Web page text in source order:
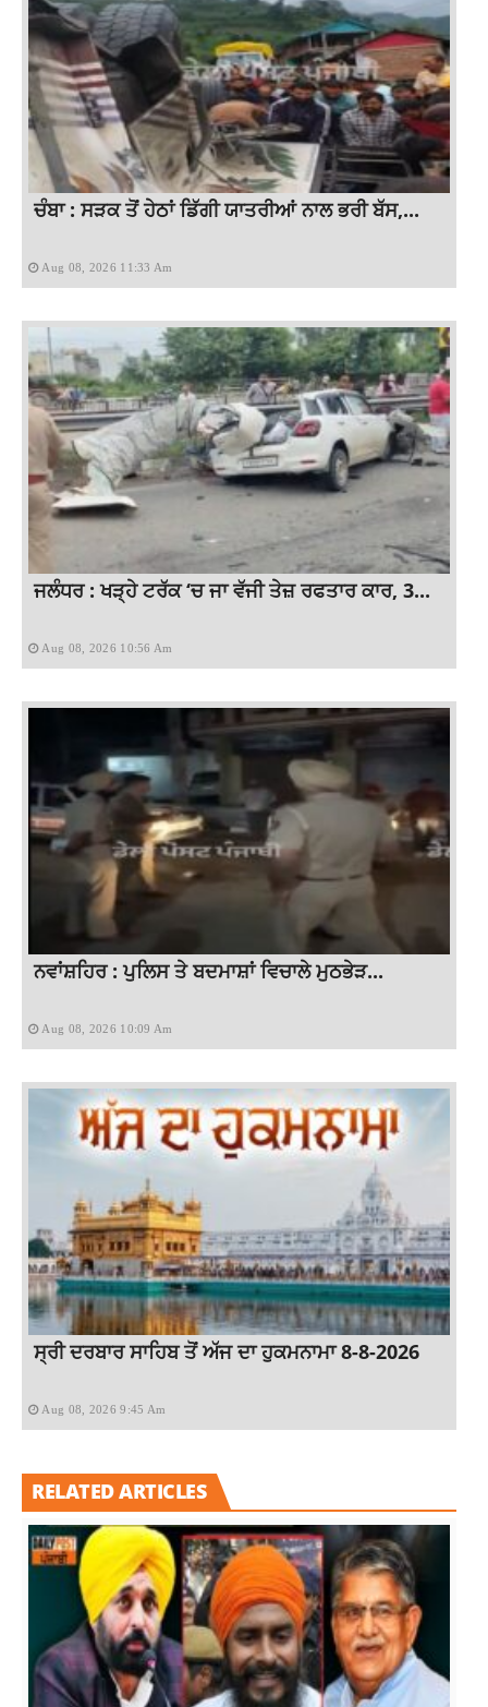
ਚੰਬਾ : ਸੜਕ ਤੋਂ ਹੇਠਾਂ ਡਿੱਗੀ ਯਾਤਰੀਆਂ ਨਾਲ ਭਰੀ ਬੱਸ,...
Aug 08, 2026 11:33 Am
ਜਲੰਧਰ : ਖੜ੍ਹੇ ਟਰੱਕ ‘ਚ ਜਾ ਵੱਜੀ ਤੇਜ਼ ਰਫਤਾਰ ਕਾਰ, 3...
Aug 08, 2026 10:56 Am
ਨਵਾਂਸ਼ਹਿਰ : ਪੁਲਿਸ ਤੇ ਬਦਮਾਸ਼ਾਂ ਵਿਚਾਲੇ ਮੁਠਭੇੜ...
Aug 08, 2026 10:09 Am
ਸ੍ਰੀ ਦਰਬਾਰ ਸਾਹਿਬ ਤੋਂ ਅੱਜ ਦਾ ਹੁਕਮਨਾਮਾ 8-8-2026
Aug 08, 2026 9:45 Am
RELATED ARTICLES